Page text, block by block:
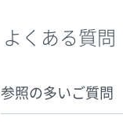
よくある質問
参照の多いご質問